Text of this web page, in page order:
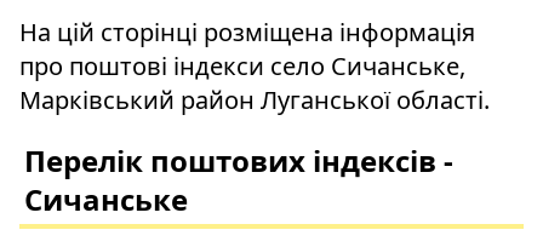
На цій сторінці розміщена інформація
про поштові індекси село Сичанське,
Марківський район Луганської області.
Перелік поштових індексів -
Сичанське